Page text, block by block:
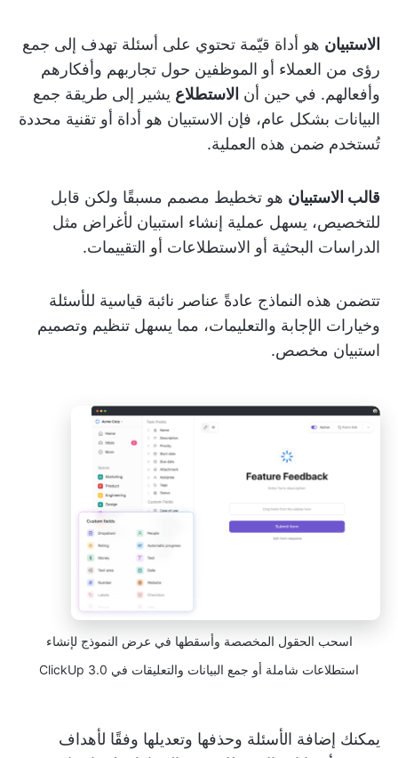
الاستبيان هو أداة قيّمة تحتوي على أسئلة تهدف إلى جمع
رؤى من العملاء أو الموظفين حول تجاربهم وأفكارهم
وأفعالهم. في حين أن الاستطلاع يشير إلى طريقة جمع
البيانات بشكل عام، فإن الاستبيان هو أداة أو تقنية محددة
تُستخدم ضمن هذه العملية.
قالب الاستبيان هو تخطيط مصمم مسبقًا ولكن قابل
للتخصيص، يسهل عملية إنشاء استبيان لأغراض مثل
الدراسات البحثية أو الاستطلاعات أو التقييمات.
تتضمن هذه النماذج عادةً عناصر نائبة قياسية للأسئلة
وخيارات الإجابة والتعليمات، مما يسهل تنظيم وتصميم
استبيان مخصص.
اسحب الحقول المخصصة وأسقطها في عرض النموذج لإنشاء
استطلاعات شاملة أو جمع البيانات والتعليقات في ClickUp 3.0
يمكنك إضافة الأسئلة وحذفها وتعديلها وفقًا لأهداف